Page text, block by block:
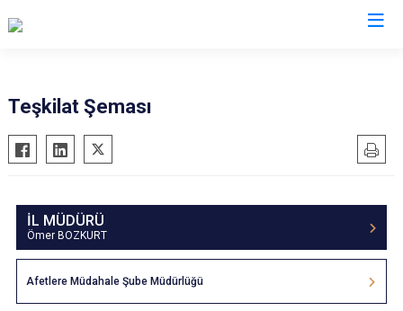
Teşkilat Şeması
İL MÜDÜRÜ
Ömer BOZKURT
Afetlere Müdahale Şube Müdürlüğü